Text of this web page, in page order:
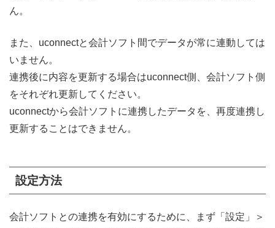
ん。
また、uconnectと会計ソフト間でデータが常に連動しては
いません。
連携後に内容を更新する場合はuconnect側、会計ソフト側
をそれぞれ更新してください。
uconnectから会計ソフトに連携したデータを、再度連携し
更新することはできません。
設定方法
会計ソフトとの連携を有効にするために、まず「設定」＞